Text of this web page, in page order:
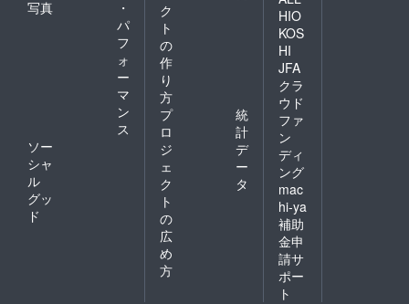
写真
・
パ
フ
ォ
ー
マ
ン
ス
ソー
シャ
ル
グッ
ド
ク
ト
の
作
り
方
プ
ロ
ジ
ェ
ク
ト
の
広
め
方
統
計
デ
ー
タ
HIO
KOS
HI
JFA
クラ
ウド
ファ
ン
ディ
ング
mac
hi-ya
補助
金申
請サ
ポー
ト